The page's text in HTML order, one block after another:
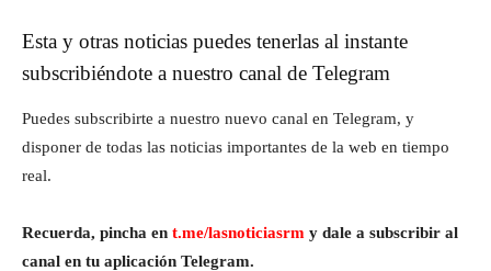
Esta y otras noticias puedes tenerlas al instante
subscribiéndote a nuestro canal de Telegram
Puedes subscribirte a nuestro nuevo canal en Telegram, y
disponer de todas las noticias importantes de la web en tiempo
real.
Recuerda, pincha en t.me/lasnoticiasrm y dale a subscribir al
canal en tu aplicación Telegram.